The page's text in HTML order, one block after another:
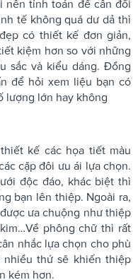
nên tính toán để cân đối
tế không quá dư dả thì
có thiết kế đơn giản,
kiệm hơn so với những
sắc và kiểu dáng. Đồng
để hỏi xem liệu bạn có
lượng lớn hay không
kế các họa tiết màu
cặp đôi ưu ái lựa chọn.
độc đáo, khác biệt thì
bạn lên thiệp. Ngoài ra,
ưa chuộng như thiệp
phông chữ thì rất
nhắc lựa chọn cho phù
thứ sẽ khiến thiệp
kém hơn.